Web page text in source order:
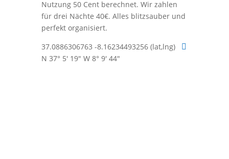
Nutzung 50 Cent berechnet. Wir zahlen
für drei Nächte 40€. Alles blitzsauber und
perfekt organisiert.
37.0886306763 -8.16234493256 (lat,lng)

N 37° 5' 19" W 8° 9' 44"